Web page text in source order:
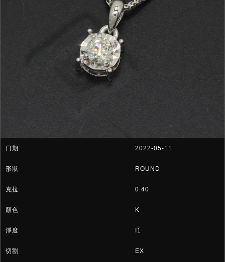
2022-05-11
ROUND
0.40
K
I1
EX